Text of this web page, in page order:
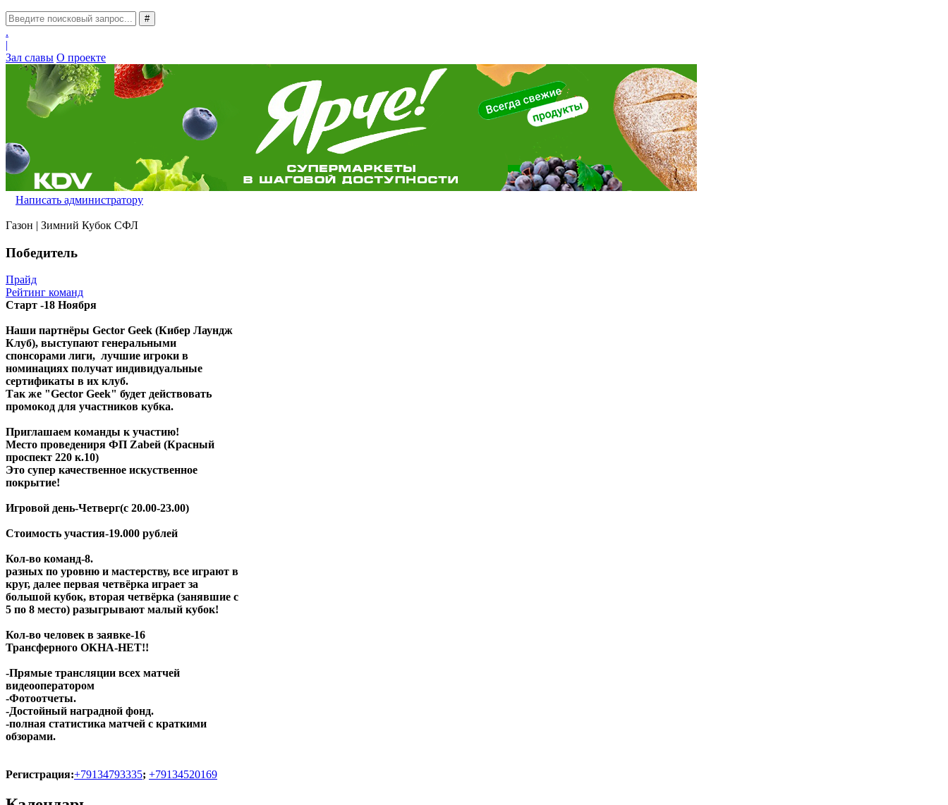
#
.
|
Зал славы О проекте
Написать администратору
Газон | Зимний Кубок СФЛ
Победитель
Прайд
Рейтинг команд
Старт -18 Ноября
Наши партнёры Gector Geek (Кибер Лаундж
Клуб), выступают генеральными
спонсорами лиги, лучшие игроки в
номинациях получат индивидуальные
сертификаты в их клуб.
Так же "Gector Geek" будет действовать
промокод для участников кубка.
Приглашаем команды к участию!
Место проведениря ФП Zabeй (Красный
проспект 220 к.10)
Это супер качественное искуственное
покрытие!
Игровой день-Четверг(с 20.00-23.00)
Стоимость участия-19.000 рублей
Кол-во команд-8.
разных по уровню и мастерству, все играют в
круг, далее первая четвёрка играет за
большой кубок, вторая четвёрка (занявшие с
5 по 8 место) разыгрывают малый кубок!
Кол-во человек в заявке-16
Трансферного ОКНА-НЕТ!!
-Прямые трансляции всех матчей
видеооператором
-Фотоотчеты.
-Достойный наградной фонд.
-полная статистика матчей с краткими
обзорами.
Регистрация:+79134793335; +79134520169